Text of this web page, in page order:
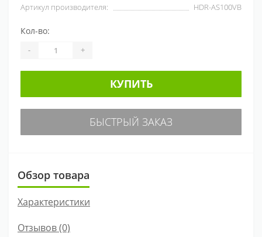
Артикул производителя:
HDR-AS100VB
Кол-во:
- +
КУПИТЬ
БЫСТРЫЙ ЗАКАЗ
Обзор товара
Характеристики
Отзывов (0)